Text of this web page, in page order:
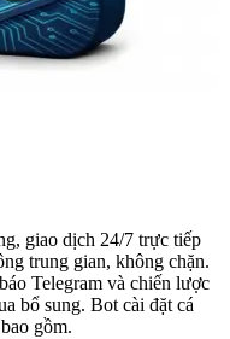
giao dịch 24/7 trực tiếp
trung gian, không chặn.
Telegram và chiến lược
bổ sung. Bot cài đặt cá
gồm.